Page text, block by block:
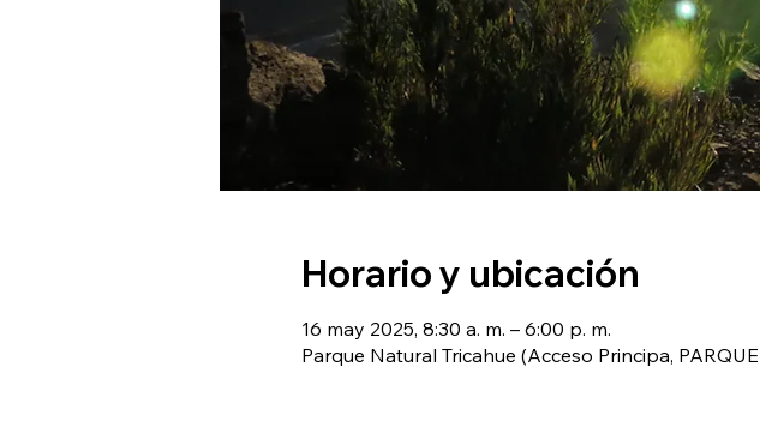
Horario y ubicación
16 may 2025, 8:30 a. m. – 6:00 p. m.
Parque Natural Tricahue (Acceso Principa,